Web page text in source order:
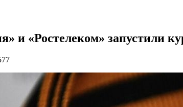
и «Ростелеком» запустили